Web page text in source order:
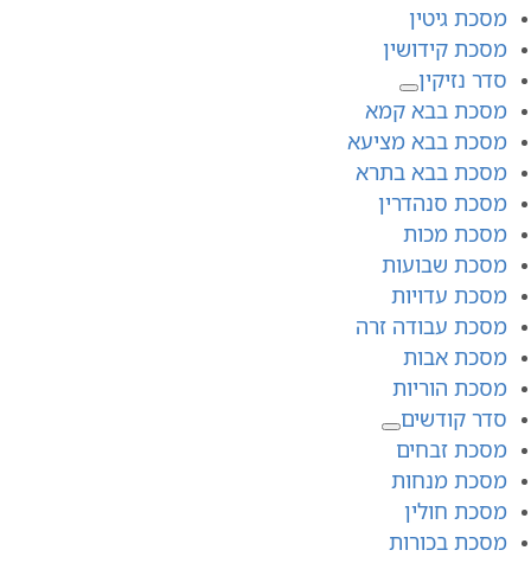
מסכת גיטין
מסכת קידושין
סדר נזיקין
מסכת בבא קמא
מסכת בבא מציעא
מסכת בבא בתרא
מסכת סנהדרין
מסכת מכות
מסכת שבועות
מסכת עדויות
מסכת עבודה זרה
מסכת אבות
מסכת הוריות
סדר קודשים
מסכת זבחים
מסכת מנחות
מסכת חולין
מסכת בכורות